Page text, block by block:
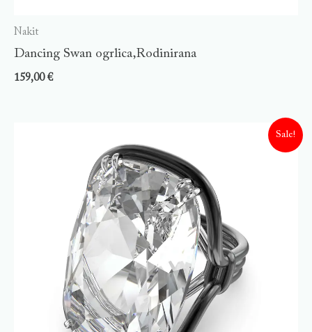
Nakit
Dancing Swan ogrlica,Rodinirana
159,00€
Sale!